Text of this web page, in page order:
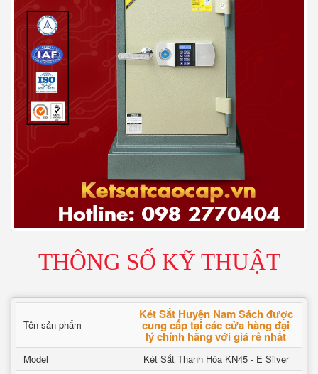
THÔNG SỐ KỸ THUẬT
Tên sản phẩm
Két Sắt Huyện Nam Sách được
cung cấp tại các cửa hàng đại
lý chính hãng với giá rẻ nhất
Model
Két Sắt Thanh Hóa KN45 - E Silver